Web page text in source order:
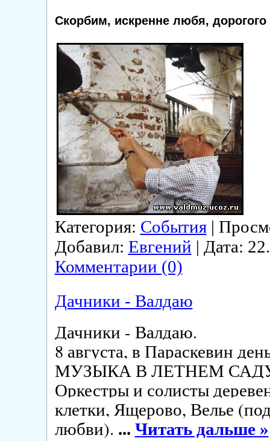
Скорбим, искренне любя,
Категория: События|
Добавил: Евгений | Дата:
Комментарии (0)
Дачники - Валдаю
Дачники - Валдаю.
8 августа, в Параскевин
МУЗЫКА В ЛЕТНЕМ
Оркестры и солисты
клетки, Ящерово, Велье
любви). ... Читать дальше »